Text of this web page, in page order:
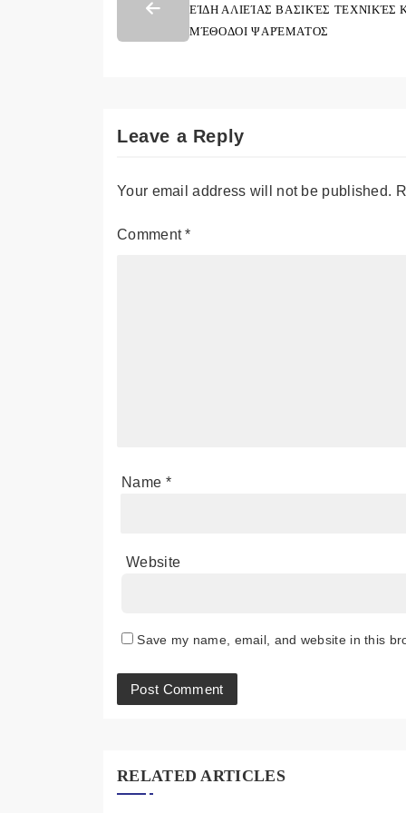
ΕΊΔΗ ΑΛΙΕΊΑΣ ΒΑΣΙΚΈΣ ΤΕΧΝΙΚΈΣ
ΜΈΘΟΔΟΙ ΨΑΡΈΜΑΤΟΣ
Leave a Reply
Your email address will not be published.
Comment*
Name *
Website
Save my name, email, and website in this
RELATED ARTICLES